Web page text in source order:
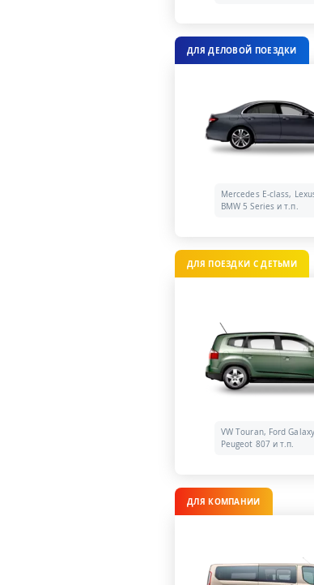
ДЛЯ ДЕЛОВОЙ ПОЕЗДКИ
Mercedes E-class,
BMW 5 Series и т.п.
ДЛЯ ПОЕЗДКИ С ДЕТЬМИ
VW Touran, Ford
Peugeot 807 и т.п.
ДЛЯ КОМПАНИИ